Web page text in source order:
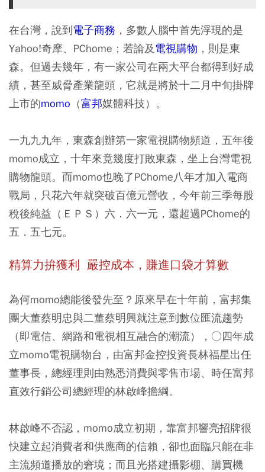
在台灣，說到電子商務 ，多數人腦中首先浮現的是
Yahoo!奇摩、PChome；若論及電視購物 ，則是東
森。但過去幾年，有一家公司在兩大平台都得到好成
績，甚至威脅產業龍頭，它就是將於十二月中旬掛牌
上市的momo （富邦媒體科技）。
一九九九年，東森創辦第一家電視購物頻道，五年後
momo成立，十年來竟幾度打敗東森，坐上台灣電視
購物龍頭。而momo也晚了PChome八年才加入電商
戰局，只花六年就突破百億元營收，今年前三季每股
稅後純益（ＥＰＳ）六．六一元，還超過PChome的
五．五七元。
精算力拚獲利 嚴控成本，賺進口袋才算數
為何momo總能後發先至？原來早在十年前，富邦集
團大董蔡明忠與二董蔡明興就注意到數位匯流趨勢
（即電信、網路和電視相互融合的潮流），○四年成
立momo電視購物台，由富邦金控投資長林福星出任
董事長，總經理則由熟悉消費與零售市場、時任富邦
直效行銷公司總經理的林啟峰擔綱。
林啟峰不否認，momo成立初期，靠富邦響亮招牌很
快建立起消費者和供應商的信賴，卻也面臨只能在非
主流頻道播放的窘境；而且光搭建攝影棚、購買機